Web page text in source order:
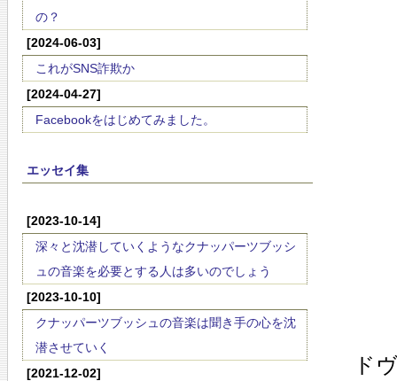
の？
[2024-06-03]
これがSNS詐欺か
[2024-04-27]
Facebookをはじめてみました。
エッセイ集
[2023-10-14]
深々と沈潜していくようなクナッパーツブッシ
ュの音楽を必要とする人は多いのでしょう
[2023-10-10]
クナッパーツブッシュの音楽は聞き手の心を沈
潜させていく
[2021-12-02]
ド